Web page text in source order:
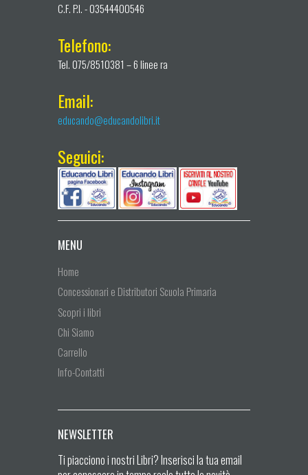
C.F. P.I. - 03544400546
Telefono:
Tel. 075/8510381 – 6 linee ra
Email:
educando@educandolibri.it
Seguici:
MENU
Home
Concessionari e Distributori Scuola Primaria
Scopri i libri
Chi Siamo
Carrello
Info-Contatti
NEWSLETTER
Ti piacciono i nostri Libri? Inserisci la tua email